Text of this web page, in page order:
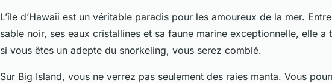
L’île d’Hawaii est un véritable paradis pour les amoureux de la mer.
sable noir, ses eaux cristallines et sa faune marine exceptionnelle, elle a
si vous êtes un adepte du snorkeling, vous serez comblé.
Sur Big Island, vous ne verrez pas seulement des raies manta. Vous